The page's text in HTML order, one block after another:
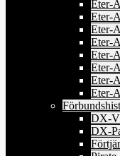
Eter-
Eter-
Eter-
Eter-
Eter-
Eter-
Eter-
Eter-
DX-
DX-